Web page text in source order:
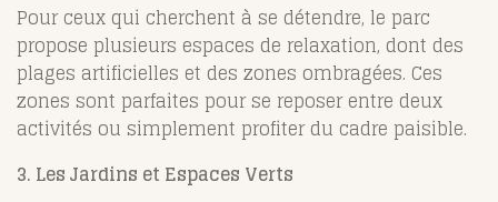
Pour ceux qui cherchent à se détendre, le parc
propose plusieurs espaces de relaxation, dont des
plages artificielles et des zones ombragées. Ces
zones sont parfaites pour se reposer entre deux
activités ou simplement profiter du cadre paisible.
3. Les Jardins et Espaces Verts